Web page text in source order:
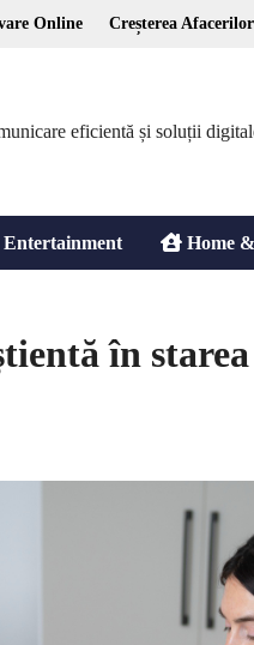
Online Creșterea Afacerilor
eficientă și soluții
Entertainment Home
în